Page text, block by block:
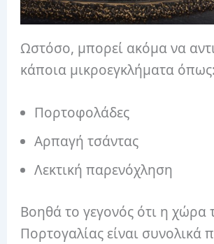
Ωστόσο, μπορεί ακόμα να
κάποια μικροεγκλήματα όπως:
Πορτοφολάδες
Αρπαγή τσάντας
Λεκτική παρενόχληση
Βοηθά το γεγονός ότι η χώρα
Πορτογαλίας είναι συνολικά